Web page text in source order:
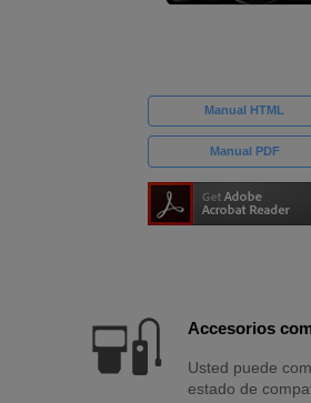
Manual HTML
Manual PDF
Accesorios
Usted puede
estado de